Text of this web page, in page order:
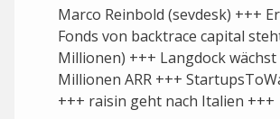
Marco Reinbold (sevdesk) +++
Fonds von backtrace capital
Millionen) +++ Langdock wächst
Millionen ARR +++
+++ raisin geht nach Italien +++